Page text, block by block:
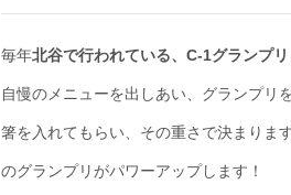
毎年北谷で行われている、C-1グランプ
自慢のメニューを出しあい、グランプリ
箸を入れてもらい、その重さで決まりま
のグランプリがパワーアップします！